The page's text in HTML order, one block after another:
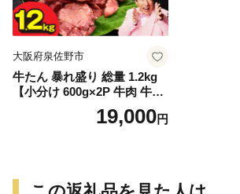
大阪府泉佐野市
牛たん 暴れ盛り 総量 1.2kg
【小分け 600g×2P 牛肉 牛タ
ン 牛たん 厚切り牛タン 焼肉
BBQ キャンプ 焼くだけ 簡単
19,000円